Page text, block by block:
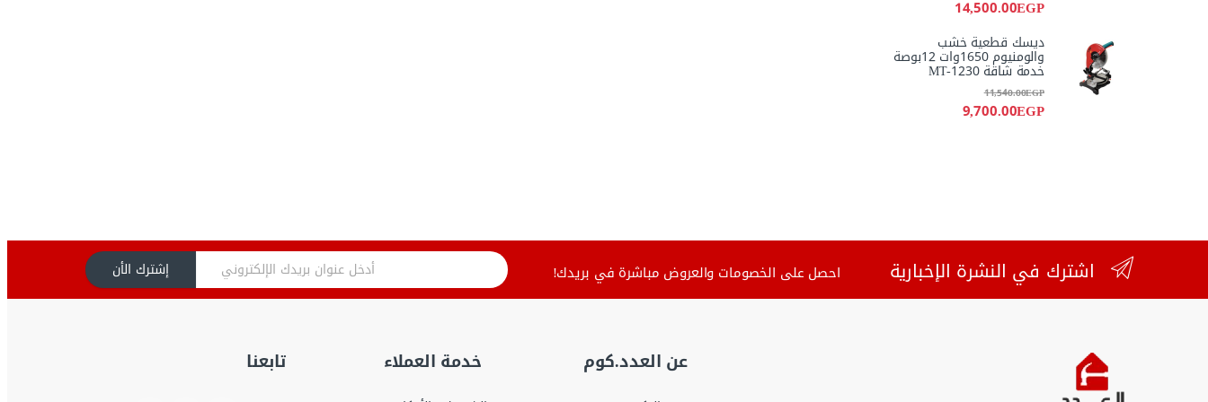
14,500.00EGP
ديسك قطعية خشب
والومنيوم 1650وات 12بوصة
خدمة شاقة MT-1230
9,700.00EGP
11,540.00EGP
اشترك في النشرة الإخبارية احصل على الخصومات والعروض مباشرة في بريدك! إشترك الأن
عن العدد.كوم خدمة العملاء تابعنا